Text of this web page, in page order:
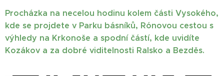
Procházka na necelou hodinu kolem části Vysokého,
kde se projdete v Parku básníků, Rónovou cestou s
výhledy na Krkonoše a spodní částí, kde uvidíte
Kozákov a za dobré viditelnosti Ralsko a Bezděs.